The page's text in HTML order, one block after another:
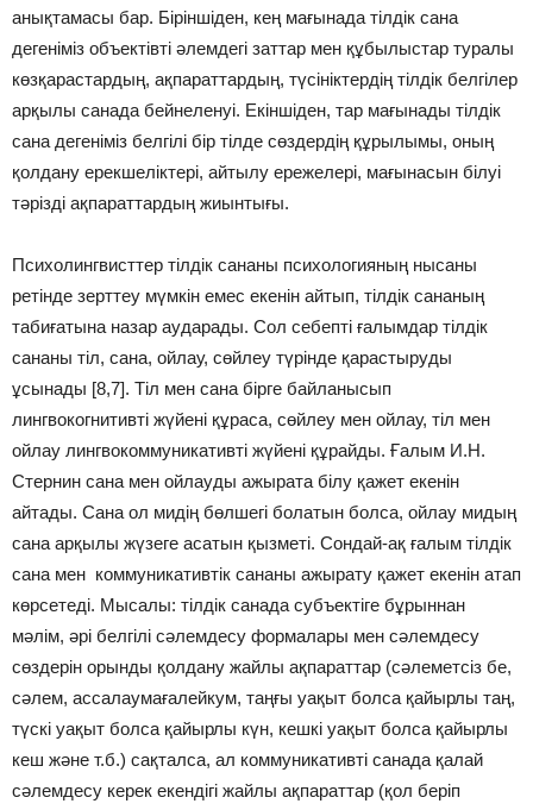
анықтамасы бар. Біріншіден, кең мағынада тілдік сана
дегеніміз объектівті әлемдегі заттар мен құбылыстар туралы
көзқарастардың, ақпараттардың, түсініктердің тілдік белгілер
арқылы санада бейнеленуі. Екіншіден, тар мағынады тілдік
сана дегеніміз белгілі бір тілде сөздердің құрылымы, оның
қолдану ерекшеліктері, айтылу ережелері, мағынасын білуі
тәрізді ақпараттардың жиынтығы.
Психолингвисттер тілдік сананы психологияның нысаны
ретінде зерттеу мүмкін емес екенін айтып, тілдік сананың
табиғатына назар аударады. Сол себепті ғалымдар тілдік
сананы тіл, сана, ойлау, сөйлеу түрінде қарастыруды
ұсынады [8,7]. Тіл мен сана бірге байланысып
лингвокогнитивті жүйені құраса, сөйлеу мен ойлау, тіл мен
ойлау лингвокоммуникативті жүйені құрайды. Ғалым И.Н.
Стернин сана мен ойлауды ажырата білу қажет екенін
айтады. Сана ол мидің бөлшегі болатын болса, ойлау мидың
сана арқылы жүзеге асатын қызметі. Сондай-ақ ғалым тілдік
сана мен коммуникативтік сананы ажырату қажет екенін атап
көрсетеді. Мысалы: тілдік санада субъектіге бұрыннан
мәлім, әрі белгілі сәлемдесу формалары мен сәлемдесу
сөздерін орынды қолдану жайлы ақпараттар (сәлеметсіз бе,
сәлем, ассалаумағалейкум, таңғы уақыт болса қайырлы таң,
түскі уақыт болса қайырлы күн, кешкі уақыт болса қайырлы
кеш және т.б.) сақталса, ал коммуникативті санада қалай
сәлемдесу керек екендігі жайлы ақпараттар (қол беріп